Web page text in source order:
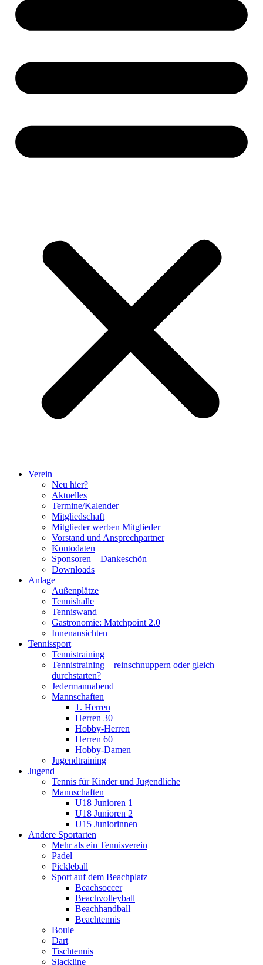
Verein
Neu hier?
Aktuelles
Termine/Kalender
Mitgliedschaft
Mitglieder werben Mitglieder
Vorstand und Ansprechpartner
Kontodaten
Sponsoren – Dankeschön
Downloads
Anlage
Außenplätze
Tennishalle
Tenniswand
Gastronomie: Matchpoint 2.0
Innenansichten
Tennissport
Tennistraining
Tennistraining – reinschnuppern oder gleich
durchstarten?
Jedermannabend
Mannschaften
1. Herren
Herren 30
Hobby-Herren
Herren 60
Hobby-Damen
Jugendtraining
Jugend
Tennis für Kinder und Jugendliche
Mannschaften
U18 Junioren 1
U18 Junioren 2
U15 Juniorinnen
Andere Sportarten
Mehr als ein Tennisverein
Padel
Pickleball
Sport auf dem Beachplatz
Beachsoccer
Beachvolleyball
Beachhandball
Beachtennis
Boule
Dart
Tischtennis
Slackline